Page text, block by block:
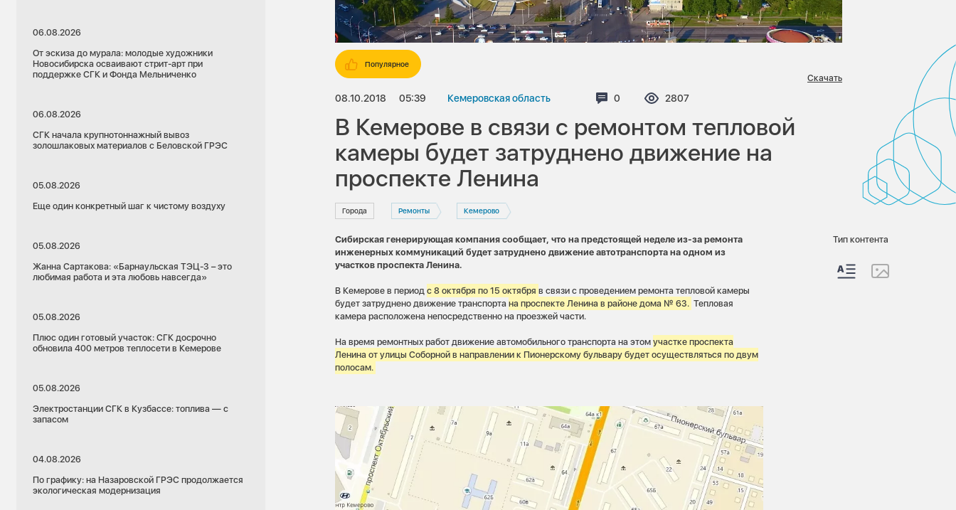
06.08.2026
От эскиза до мурала: молодые художники
Новосибирска осваивают стрит-арт при
поддержке СГК и Фонда Мельниченко
06.08.2026
СГК начала крупнотоннажный вывоз
золошлаковых материалов с Беловской ГРЭС
05.08.2026
Еще один конкретный шаг к чистому воздуху
05.08.2026
Жанна Сартакова: «Барнаульская ТЭЦ-3 – это
любимая работа и эта любовь навсегда»
05.08.2026
Плюс один готовый участок: СГК досрочно
обновила 400 метров теплосети в Кемерове
05.08.2026
Электростанции СГК в Кузбассе: топлива — с
запасом
04.08.2026
По графику: на Назаровской ГРЭС продолжается
экологическая модернизация
Популярное
08.10.2018 05:39 Кемеровская область Комментариев:
0 Просмотров:
2807
Скачать
В Кемерове в связи с ремонтом тепловой
камеры будет затруднено движение на
проспекте Ленина
Города Ремонты Кемерово
Сибирская генерирующая компания сообщает, что на предстоящей неделе из-за ремонта
инженерных коммуникаций будет затруднено движение автотранспорта на одном из
участков проспекта Ленина.
В Кемерове в периодс 8 октября по 15 октябряв связи с проведением ремонта тепловой камеры
будет затруднено движение транспортана проспекте Ленина в районе дома № 63. Тепловая
камера расположена непосредственно на проезжей части.
На время ремонтных работ движение автомобильного транспорта на этомучастке проспекта
Ленина от улицы Соборной в направлении к Пионерскому бульвару будет осуществляться по двум
полосам.
Тип контента